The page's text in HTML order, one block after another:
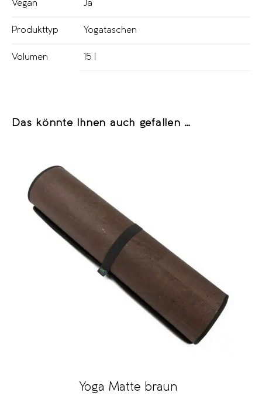
Vegan Ja
Produkttyp Yogataschen
Volumen 15 l
Das könnte Ihnen auch gefallen …
Yoga Matte braun